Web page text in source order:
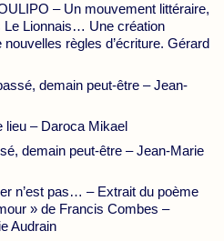
– Un mouvement littéraire,
Le Lionnais… Une création
nouvelles règles d’écriture. Gérard
demain peut-être – Jean-
lieu – Daroca Mikael
demain peut-être – Jean-Marie
n’est pas… – Extrait du poème
» de Francis Combes –
Audrain